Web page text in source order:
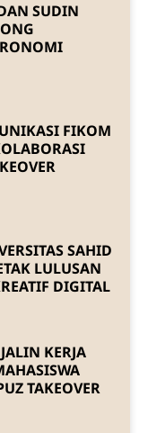
SUDIN
FIKOM
SAHID
LULUSAN
DIGITAL
KERJA
TAKEOVER